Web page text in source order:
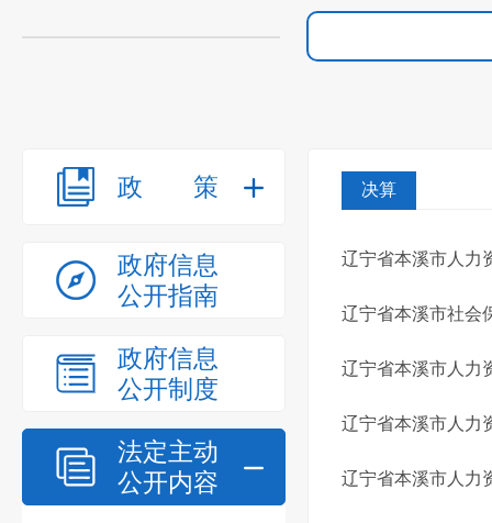
政策
政府信息
公开指南
政府信息
公开制度
法定主动
公开内容
决算
辽宁省本溪市人力
辽宁省本溪市社会
辽宁省本溪市人力
辽宁省本溪市人力
辽宁省本溪市人力